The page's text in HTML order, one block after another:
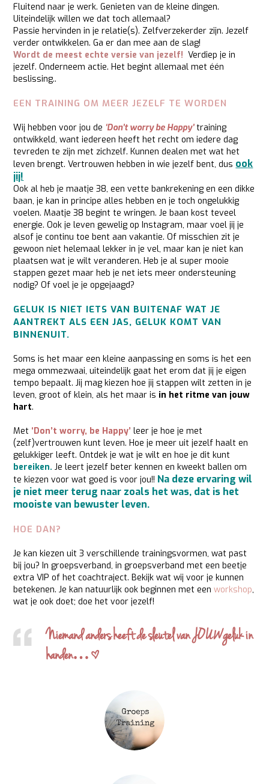
Fluitend naar je werk. Genieten van de kleine dingen.
Uiteindelijk willen we dat toch allemaal?
Passie hervinden in je relatie(s). Zelfverzekerder zijn. Jezelf
verder ontwikkelen. Ga er dan mee aan de slag!
Wordt de meest echte versie van jezelf!Verdiep je in
jezelf. Onderneem actie. Het begint allemaal met één
beslissing..
EEN TRAINING OM MEER JEZELF TE WORDEN
Wij hebben voor jou de ‘Don’t worry be Happy’training
ontwikkeld, want iedereen heeft het recht om iedere dag
tevreden te zijn met zichzelf. Kunnen dealen met wat het
leven brengt. Vertrouwen hebben in wie jezelf bent, dus ook
jij!
Ook al heb je maatje 38, een vette bankrekening en een dikke
baan, je kan in principe alles hebben en je toch ongelukkig
voelen. Maatje 38 begint te wringen. Je baan kost teveel
energie. Ook je leven gewelig op Instagram, maar voel jij je
alsof je continu toe bent aan vakantie. Of misschien zit je
gewoon niet helemaal lekker in je vel, maar kan je niet kan
plaatsen wat je wilt veranderen. Heb je al super mooie
stappen gezet maar heb je net iets meer ondersteuning
nodig? Of voel je je opgejaagd?
GELUK IS NIET IETS VAN BUITENAF WAT JE
AANTREKT ALS EEN JAS, GELUK KOMT VAN
BINNENUIT.
Soms is het maar een kleine aanpassing en soms is het een
mega ommezwaai, uiteindelijk gaat het erom dat jij je eigen
tempo bepaalt. Jij mag kiezen hoe jij stappen wilt zetten in je
leven, groot of klein, als het maar is in het ritme van jouw
hart.
Met ‘Don’t worry, be Happy’ leer je hoe je met
(zelf)vertrouwen kunt leven. Hoe je meer uit jezelf haalt en
gelukkiger leeft. Ontdek je wat je wilt en hoe je dit kunt
bereiken. Je leert jezelf beter kennen en kweekt ballen om
te kiezen voor wat goed is voor jou!! Na deze ervaring wil
je niet meer terug naar zoals het was, dat is het
mooiste van bewuster leven.
HOE DAN?
Je kan kiezen uit 3 verschillende trainingsvormen, wat past
bij jou? In groepsverband, in groepsverband met een beetje
extra VIP of het coachtraject. Bekijk wat wij voor je kunnen
betekenen. Je kan natuurlijk ook beginnen met eenworkshop,
wat je ook doet; doe het voor jezelf!
Niemand anders heeft de sleutel vanJOUWgeluk in
handen…^